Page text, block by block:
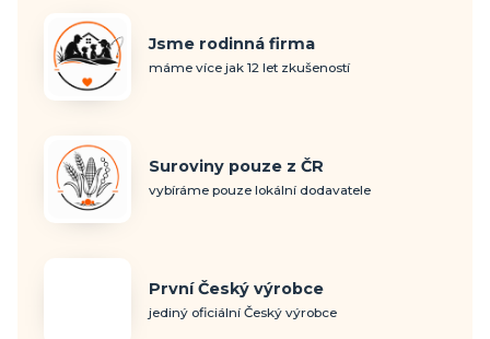
Jsme rodinná firma
máme více jak 12 let zkušeností
Suroviny pouze z ČR
vybíráme pouze lokální dodavatele
První Český výrobce
jediný oficiální Český výrobce